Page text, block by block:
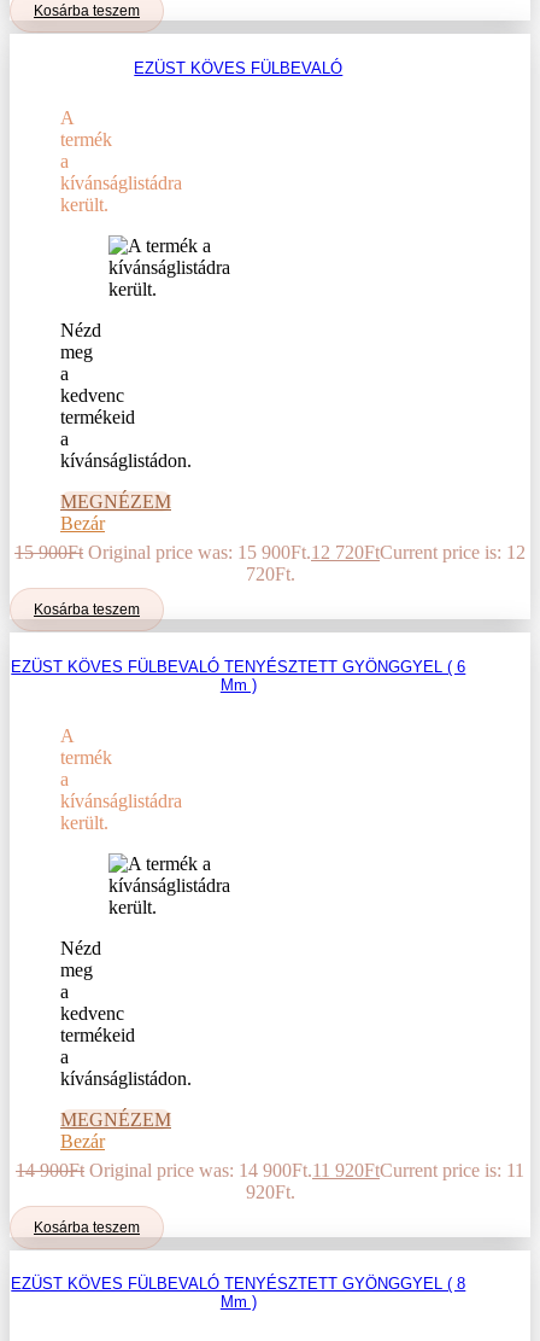
Kosárba teszem
EZÜST KÖVES FÜLBEVALÓ
A
termék
a
kívánságlistádra
került.
Nézd
meg
a
kedvenc
termékeid
a
kívánságlistádon.
MEGNÉZEM
Bezár
15 900Ft Original price was: 15 900Ft.12 720FtCurrent price is: 12
720Ft.
Kosárba teszem
EZÜST KÖVES FÜLBEVALÓ TENYÉSZTETT GYÖNGGYEL ( 6
Mm )
A
termék
a
kívánságlistádra
került.
Nézd
meg
a
kedvenc
termékeid
a
kívánságlistádon.
MEGNÉZEM
Bezár
14 900Ft Original price was: 14 900Ft.11 920FtCurrent price is: 11
920Ft.
Kosárba teszem
EZÜST KÖVES FÜLBEVALÓ TENYÉSZTETT GYÖNGGYEL ( 8
Mm )